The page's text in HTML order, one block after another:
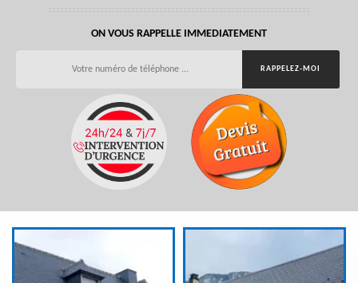
ON VOUS RAPPELLE IMMEDIATEMENT